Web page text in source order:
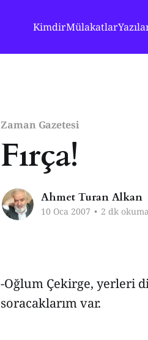
KimdirMülakatlar
Zaman Gazetesi
Fırça!
Ahmet Turan Alkan
10 Oca 2007 • 2 dk okuma
-Oğlum Çekirge, yerleri
soracaklarım var.